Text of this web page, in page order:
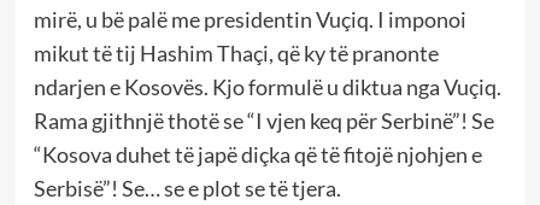
mirë, u bë palë me presidentin Vuçiq. I imponoi
mikut të tij Hashim Thaçi, që ky të pranonte
ndarjen e Kosovës. Kjo formulë u diktua nga Vuçiq.
Rama gjithnjë thotë se “I vjen keq për Serbinë”! Se
“Kosova duhet të japë diçka që të fitojë njohjen e
Serbisë”! Se… se e plot se të tjera.